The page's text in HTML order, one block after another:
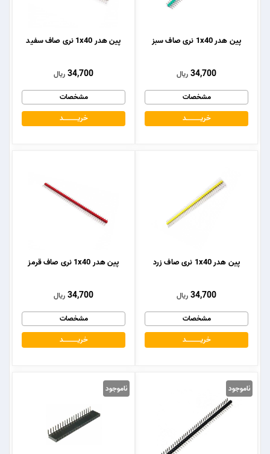
پین هدر 1x40 نری صاف سبز
34,700 ریال
مشخصات
خریــــــــــــد
پین هدر 1x40 نری صاف سفید
34,700 ریال
مشخصات
خریــــــــــــد
پین هدر 1x40 نری صاف زرد
34,700 ریال
مشخصات
خریــــــــــــد
پین هدر 1x40 نری صاف قرمز
34,700 ریال
مشخصات
خریــــــــــــد
ناموجود ناموجود